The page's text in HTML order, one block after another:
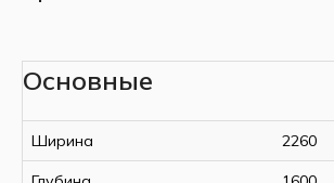
Основные
Ширина 2260